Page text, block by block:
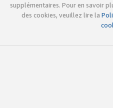
supplémentaires. Pour en savoir
des cookies, veuillez lire la